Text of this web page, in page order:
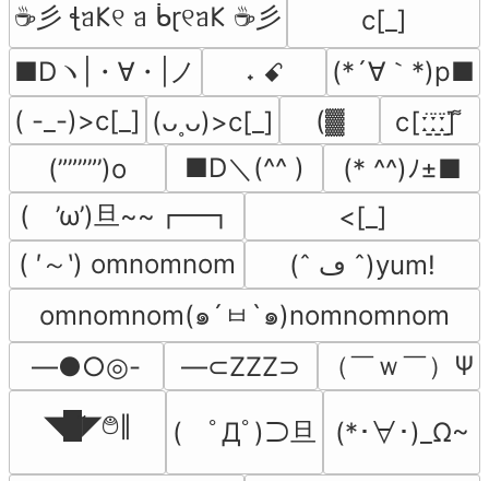
☕彡 ꞎᥑ𐌊୧ ᥑ ᑳɽ୧ᥑ𐌊 ☕彡
c[_]
■Dヽ|・∀・|ノ
˖ ꗃ
(*´∀｀*)p■
( -_-)>c[_] (ᴗ˳ᴗ)>c[_] (▓
ⅽ[ː̠̈ː̠̈ː̠̈] ͌
(””””’)o
■D＼(^^ )
(* ^^)ﾉ±■
(　’ω’)旦~~┏━┓
<[_]
( ′～‵) omnomnom
(ˆ ڡ ˆ)yum!
omnomnom(๑´ㅂ`๑)nomnomnom
―●○◎-
―⊂ZZZ⊃
（￣ｗ￣）Ψ
◥█̆̈◤࿉∥
(　ﾟДﾟ)⊃旦 (*･∀･)_Ω~